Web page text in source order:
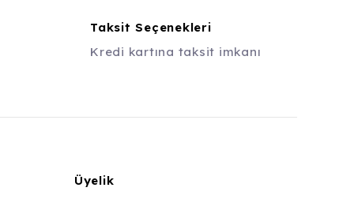
Taksit Seçenekleri
Kredi kartına taksit imkanı
Üyelik